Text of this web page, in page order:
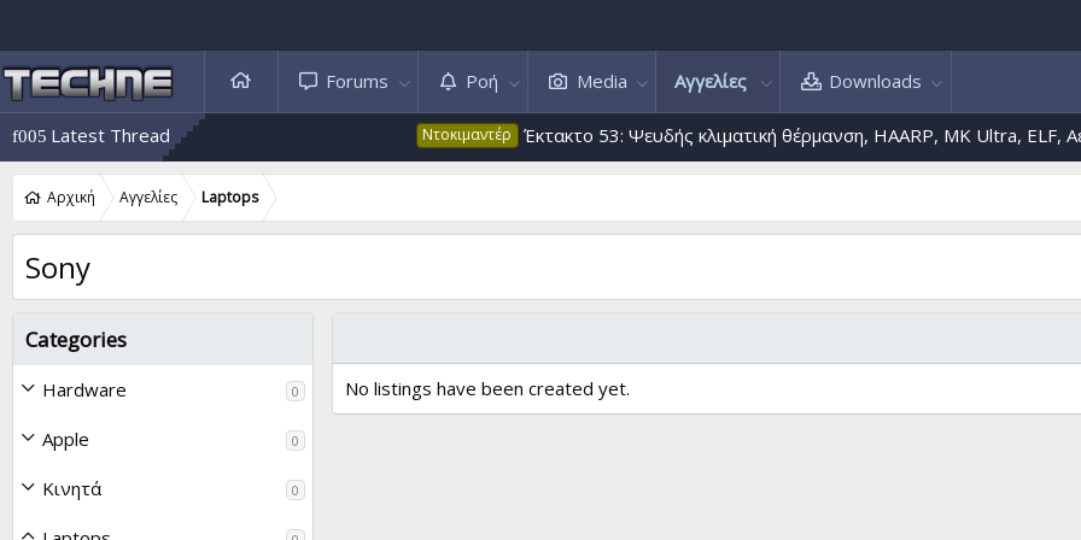
Forums Ροή Media Αγγελίες Downloads
Latest Thread Ντοκιμαντέρ Έκτακτο 53: Ψευδής κλιματική θέρμανση, HAARP, MK Ultra, ELF,
Αρχική Αγγελίες Laptops
Sony
Categories
Hardware 0
Apple 0
Κινητά 0
No listings have been created yet.